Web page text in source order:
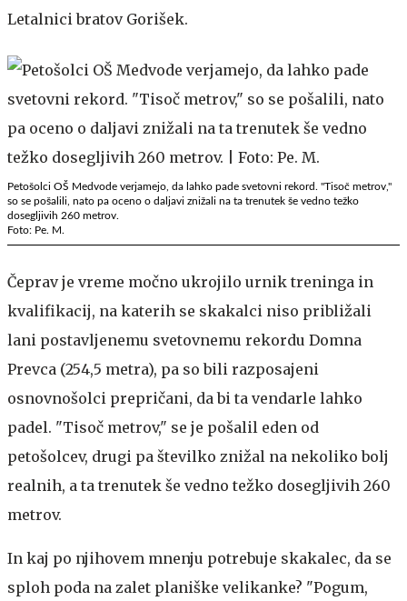
Letalnici bratov Gorišek.
Petošolci OŠ Medvode verjamejo, da lahko pade svetovni rekord. "Tisoč metrov,"
so se pošalili, nato pa oceno o daljavi znižali na ta trenutek še vedno težko
dosegljivih 260 metrov.
Foto: Pe. M.
Čeprav je vreme močno ukrojilo urnik treninga in
kvalifikacij, na katerih se skakalci niso približali
lani postavljenemu svetovnemu rekordu Domna
Prevca (254,5 metra), pa so bili razposajeni
osnovnošolci prepričani, da bi ta vendarle lahko
padel. "Tisoč metrov," se je pošalil eden od
petošolcev, drugi pa številko znižal na nekoliko bolj
realnih, a ta trenutek še vedno težko dosegljivih 260
metrov.
In kaj po njihovem mnenju potrebuje skakalec, da se
sploh poda na zalet planiške velikanke? "Pogum,